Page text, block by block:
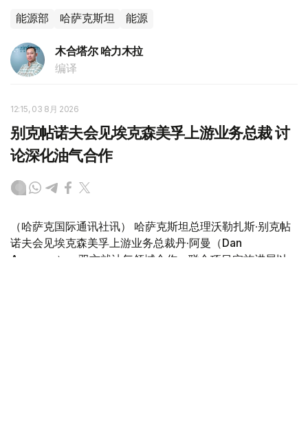
能源部 哈萨克斯坦 能源
木合塔尔 哈力木拉
编译
12:15, 03 8月 2026
别克帖诺夫会见埃克森美孚上游业务总裁 讨
论深化油气合作
（哈萨克国际通讯社讯） 哈萨克斯坦总理沃勒扎斯·别克帖
诺夫会见埃克森美孚上游业务总裁丹·阿曼（Dan
Ammann），双方就油气领域合作、联合项目实施进展以